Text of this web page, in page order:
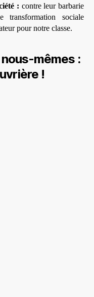
: contre leur barbarie
transformation sociale
pour notre classe.
mêmes :
!